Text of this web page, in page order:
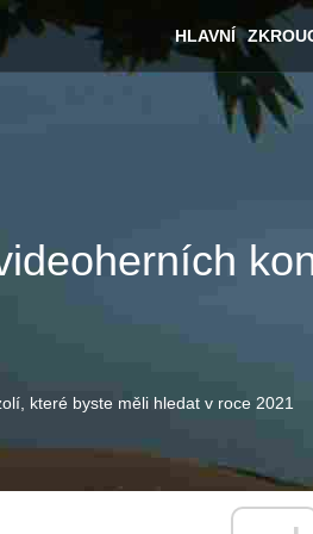
HLAVNÍ
které byste měli hledat v roce 2021